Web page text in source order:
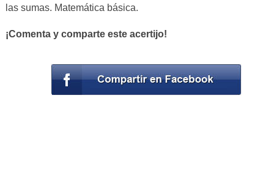
las sumas. Matemática básica.
¡Comenta y comparte este acertijo!